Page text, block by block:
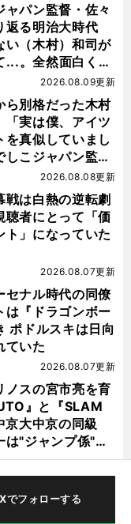
ャパン監督・佐々
返る明治大時代
い（木村）和司が
...。全然面白くな
」
ら別格だった木村
実は僕、アイツ
を真似していまし
しこジャパン監
2026.08.09更新
戦は白熱の逆転劇
聴者にとって「価
ト」になっていた
2026.08.08更新
セナル時代の同僚
は『ドラゴンボー
ポドルスキは日向
ていた
2026.08.07更新
ノスの宮市亮を育
』と『SLAM
大中京の同級
は"ジャンプ係"だ
2026.08.07更新
Xでフォローする